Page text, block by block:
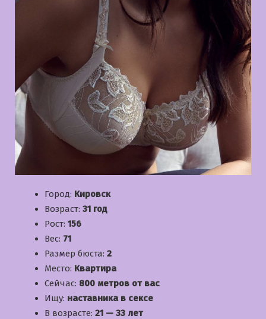
Город: Кировск
Возраст: 31 год
Рост: 156
Вес: 71
Размер бюста: 2
Место: Квартира
Сейчас: 800 метров от вас
Ищу: наставника в сексе
В возрасте: 21 — 33 лет